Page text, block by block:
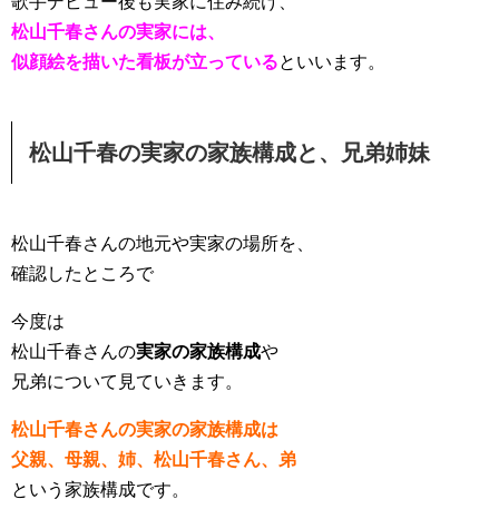
松山千春さんの実家には、
似顔絵を描いた看板が立っているといいます。
松山千春の実家の家族構成と、兄弟姉妹
松山千春さんの地元や実家の場所を、
確認したところで
今度は
松山千春さんの実家の家族構成や
兄弟について見ていきます。
松山千春さんの実家の家族構成は
父親、母親、姉、松山千春さん、弟
という家族構成です。